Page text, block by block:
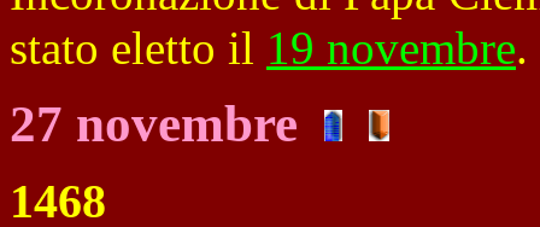
stato eletto il 19 novembre.
27 novembre
1468